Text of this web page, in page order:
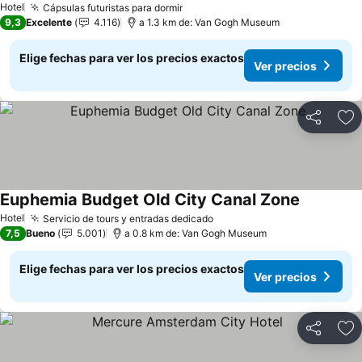
Hotel
Cápsulas futuristas para dormir
9,3 Excelente 4.116 a 1.3 km de: Van Gogh Museum
Elige fechas para ver los precios exactos
Ver precios
Compartir
Hotel Servicio de tours y entradas dedicado
Euphemia Budget Old City Canal Zone
7,5 Bueno 5.001 a 0.8 km de: Van Gogh Museum
Elige fechas para ver los precios exactos
Ver precios
Compartir